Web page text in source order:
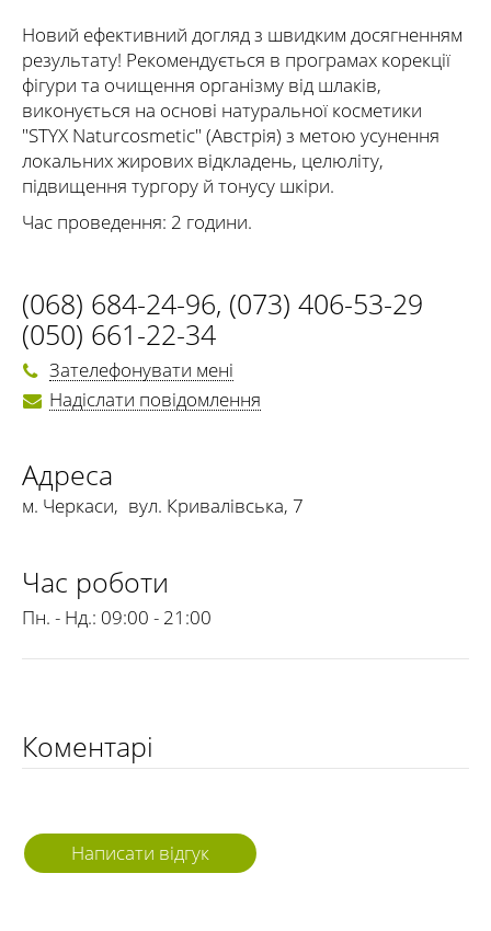
Новий ефективний догляд з швидким досягненням
результату! Рекомендується в програмах корекції
фігури та очищення організму від шлаків,
виконується на основі натуральної косметики
"STYX Naturcosmetic" (Австрія) з метою усунення
локальних жирових відкладень, целюліту,
підвищення тургору й тонусу шкіри.
Час проведення: 2 години.
(068) 684-24-96, (073) 406-53-29
(050) 661-22-34
Зателефонувати мені
Надіслати повідомлення
Адреса
м. Черкаси, вул. Кривалівська, 7
Час роботи
Пн. - Нд.: 09:00 - 21:00
Коментарі
Написати відгук